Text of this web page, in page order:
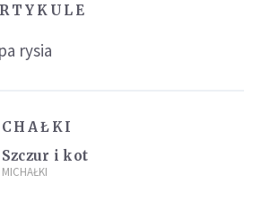
rysia
Szczur i kot
MICHAŁKI